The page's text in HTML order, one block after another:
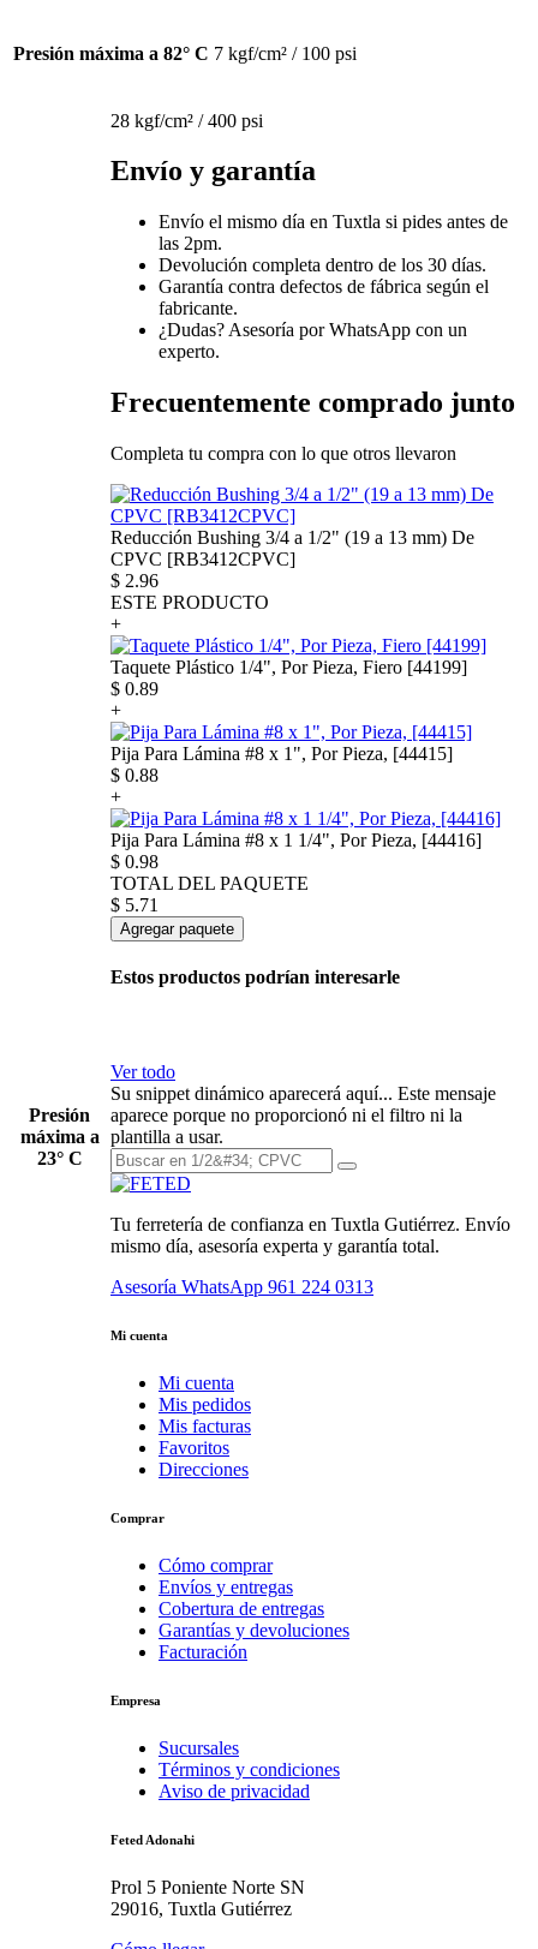
Presión máxima a 82° C 7 kgf/cm² / 100 psi
Presión
máxima a
23° C
28 kgf/cm² / 400 psi
Envío y garantía
Envío el mismo día en Tuxtla si pides antes de
las 2pm.
Devolución completa dentro de los 30 días.
Garantía contra defectos de fábrica según el
fabricante.
¿Dudas? Asesoría por WhatsApp con un
experto.
Frecuentemente comprado junto
Completa tu compra con lo que otros llevaron
Reducción Bushing 3/4 a 1/2" (19 a 13 mm) De
CPVC [RB3412CPVC]
$ 2.96
ESTE PRODUCTO
+
Taquete Plástico 1/4", Por Pieza, Fiero [44199]
$ 0.89
+
Pija Para Lámina #8 x 1", Por Pieza, [44415]
$ 0.88
+
Pija Para Lámina #8 x 1 1/4", Por Pieza, [44416]
$ 0.98
TOTAL DEL PAQUETE
$ 5.71
Agregar paquete
Estos productos podrían interesarle
Ver todo
Su snippet dinámico aparecerá aquí... Este mensaje
aparece porque no proporcionó ni el filtro ni la
plantilla a usar.
Tu ferretería de confianza en Tuxtla Gutiérrez. Envío
mismo día, asesoría experta y garantía total.
Asesoría WhatsApp 961 224 0313
Mi cuenta
Mi cuenta
Mis pedidos
Mis facturas
Favoritos
Direcciones
Comprar
Cómo comprar
Envíos y entregas
Cobertura de entregas
Garantías y devoluciones
Facturación
Empresa
Sucursales
Términos y condiciones
Aviso de privacidad
Feted Adonahi
Prol 5 Poniente Norte SN
29016, Tuxtla Gutiérrez